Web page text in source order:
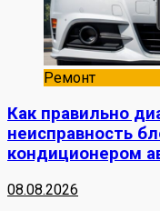
Ремонт
Как правильно
неисправность
кондиционером
08.08.2026